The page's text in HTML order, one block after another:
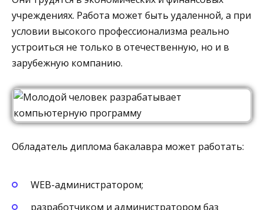
учреждениях. Работа может быть удаленной, а при
условии высокого профессионализма реально
устроиться не только в отечественную, но и в
зарубежную компанию.
Обладатель диплома бакалавра может работать:
WEB-администратором;
разработчиком и администратором баз